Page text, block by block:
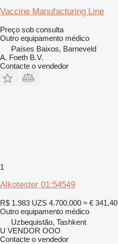
Vaccine Manufacturing Line
Preço sob consulta
Outro equipamento médico
Países Baixos, Barneveld
A. Foeth B.V.
Contacte o vendedor
1
Alkotester 01:54549
R$ 1.983 UZS 4.700.000 ≈ € 341,40
Outro equipamento médico
Uzbequistão, Tashkent
U VENDOR OOO
Contacte o vendedor